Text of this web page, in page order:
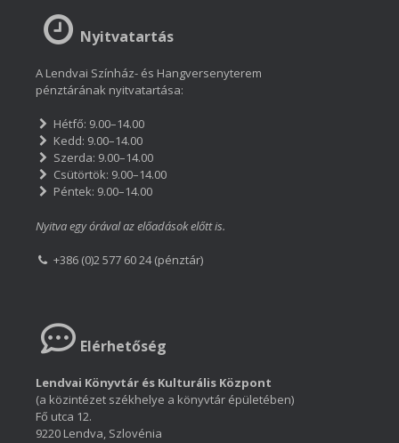
Nyitvatartás
A Lendvai Színház- és Hangversenyterem
pénztárának nyitvatartása:
Hétfő: 9.00–14.00
Kedd: 9.00–14.00
Szerda: 9.00–14.00
Csütörtök: 9.00–14.00
Péntek: 9.00–14.00
Nyitva egy órával az előadások előtt is.
+386 (0)2 577 60 24 (pénztár)
Elérhetőség
Lendvai Könyvtár és Kulturális Központ
(a közintézet székhelye a könyvtár épületében)
Fő utca 12.
9220 Lendva, Szlovénia